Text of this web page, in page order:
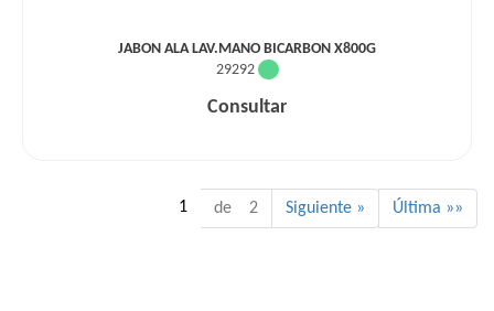
JABON ALA LAV.MANO BICARBON X800G
29292
Consultar
1 de 2 Siguiente » Última »»